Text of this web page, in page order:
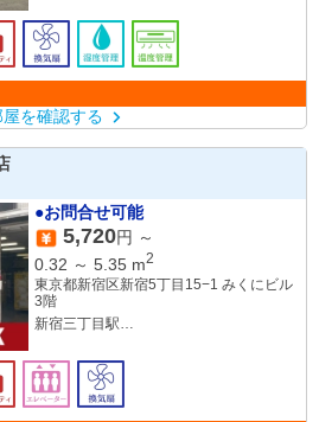
屋を確認する
●お問合せ可能
5,720円 ～
0.32 ～ 5.35 m2
東京都新宿区新宿5丁目15−1 みくにビル
3階
新宿三丁目駅